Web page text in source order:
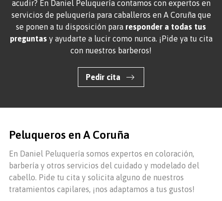
acudir? En Daniel Peluquería contamos con expertos en
servicios de peluquería para caballeros en A Coruña que
se ponen a tu disposición para responder a todas tus
preguntas y ayudarte a lucir como nunca. ¡Pide ya tu cita
con nuestros barberos!
Pedir cita
Peluqueros en A Coruña
En Daniel Peluquería somos expertos en coloración,
barbería y otros servicios del cuidado y modelado del
cabello. Pide tu cita y solicita alguno de nuestros
tratamientos capilares, ¡nos adaptamos a tus gustos!